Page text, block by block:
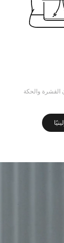
القشرة والحكة